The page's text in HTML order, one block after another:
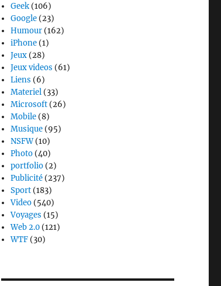
Geek (106)
Google (23)
Humour (162)
iPhone (1)
Jeux (28)
Jeux videos (61)
Liens (6)
Materiel (33)
Microsoft (26)
Mobile (8)
Musique (95)
NSFW(10)
Photo (40)
portfolio (2)
Publicité (237)
Sport (183)
Video (540)
Voyages (15)
Web 2.0 (121)
WTF (30)